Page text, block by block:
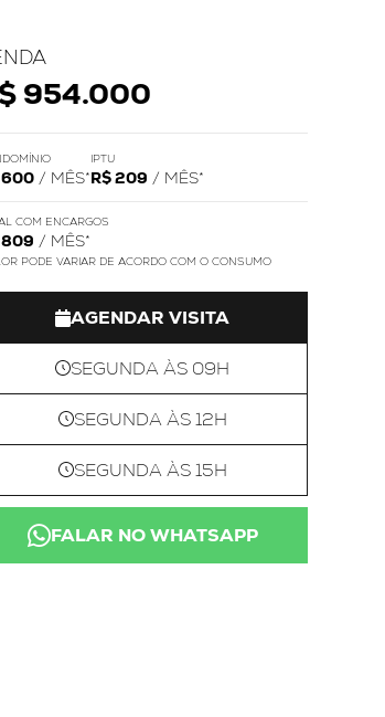
954.000
600 / MÊS*
IPTU
R$ 209 / MÊS*
COM ENCARGOS
809 / MÊS*
PODE VARIAR DE ACORDO COM O CONSUMO
AGENDAR VISITA
SEGUNDA ÀS 09H
SEGUNDA ÀS 12H
SEGUNDA ÀS 15H
FALAR NO WHATSAPP